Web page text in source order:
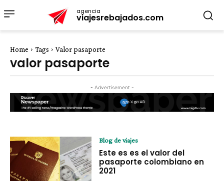
agencia
viajesrebajados.com
Home Tags Valor pasaporte
valor pasaporte
- Advertisement -
Blog de viajes
Este es es el valor del
pasaporte colombiano en
2021